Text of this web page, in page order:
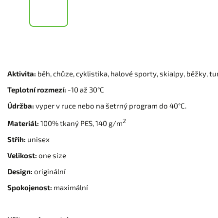
Aktivita: běh, chůze, cyklistika, halové sporty, skialpy, běžky,
Teplotní rozmezí: -10 až 30°C
Údržba: vyper v ruce nebo na šetrný program do 40°C.
Materiál: 100% tkaný PES, 140 g/m2
Střih: unisex
Velikost: one size
Design: originální
Spokojenost: maximální